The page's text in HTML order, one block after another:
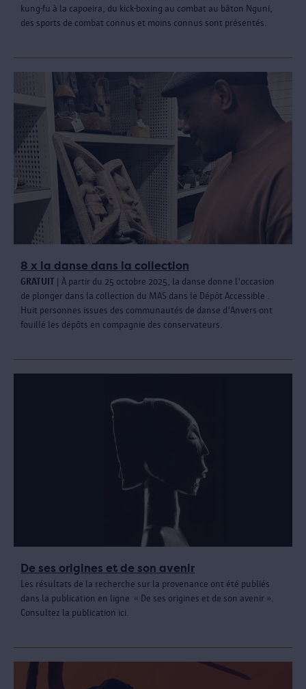
kung-fu à la capoeira, du kick-boxing au combat au bâton Nguni,
des sports de combat connus et moins connus sont présentés.
8 x la danse dans la collection
GRATUIT | À partir du 25 octobre 2025, la danse donne l'occasion
de plonger dans la collection du MAS dans le Dépôt Accessible .
Huit personnes issues des communautés de danse d'Anvers ont
fouillé les dépôts en compagnie des conservateurs.
De ses origines et de son avenir
Les résultats de la recherche sur la provenance ont été publiés
dans la publication en ligne « De ses origines et de son avenir ».
Consultez la publication ici.